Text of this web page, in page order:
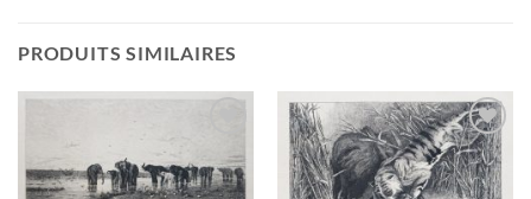
PRODUITS SIMILAIRES
à la
wishlist
Ajouter
à la
wishlist